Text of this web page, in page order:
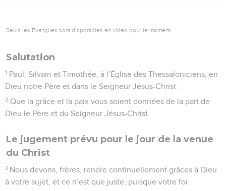
Seuls les Évangiles sont disponibles en vidéo pour le moment.
Salutation
1 Paul, Silvain et Timothée, à l’Église des Thessaloniciens, en
Dieu notre Père et dans le Seigneur Jésus-Christ :
2 Que la grâce et la paix vous soient données de la part de
Dieu le Père et du Seigneur Jésus-Christ.
Le jugement prévu pour le jour de la venue
du Christ
3 Nous devons, frères, rendre continuellement grâces à Dieu
à votre sujet, et ce n’est que juste, puisque votre foi